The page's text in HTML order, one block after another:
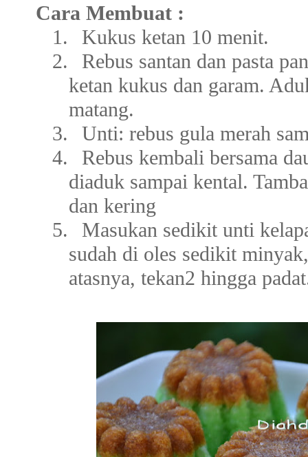
Cara Membuat :
1.
Kukus ketan 10 menit.
2.
Rebus santan dan pasta
ketan kukus dan garam.
matang.
3.
Unti: rebus gula merah
4.
Rebus kembali bersama
diaduk sampai kental.
dan kering
5.
Masukan sedikit unti
sudah di oles sedikit
atasnya, tekan2 hingga